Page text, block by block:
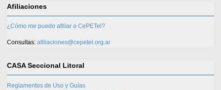
Afiliaciones
¿Cómo me puedo afiliar a CePETel?
Consultas: afiliaciones@cepetel.org.ar
CASA Seccional Litoral
Reglamentos de Uso y Guías